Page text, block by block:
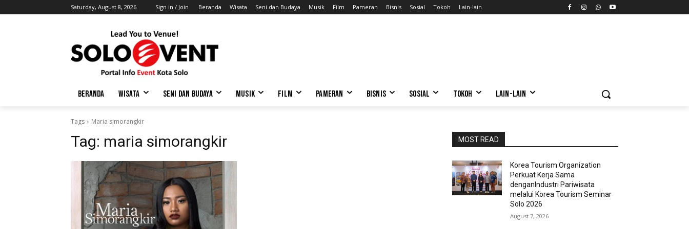
Saturday, August 8, 2026 Sign in / Join Beranda Wisata Seni dan Budaya Musik Film Pameran Bisnis Sosial Tokoh Lain-lain
BERANDA WISATA SENI DAN BUDAYA MUSIK FILM PAMERAN BISNIS SOSIAL TOKOH LAIN-LAIN
Tags Maria simorangkir
Tag: maria simorangkir MOST READ
Korea Tourism Organization
Perkuat Kerja Sama
denganIndustri Pariwisata
melalui Korea Tourism Seminar
Solo 2026
August 7, 2026